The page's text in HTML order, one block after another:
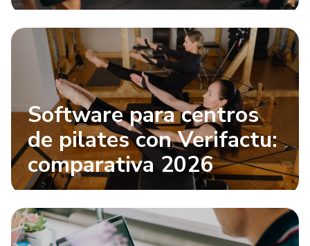
Software para centros
de pilates con Verifactu:
comparativa 2026